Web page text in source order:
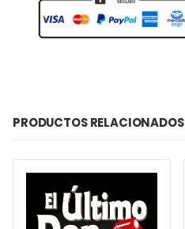
PRODUCTOS RELACIONADOS